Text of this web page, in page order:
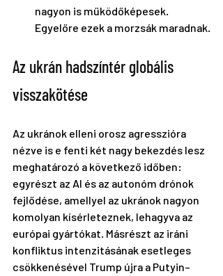
nagyon is működőképesek.
Egyelőre ezek a morzsák maradnak.
Az ukrán hadszíntér globális
visszakötése
Az ukránok elleni orosz agresszióra
nézve is e fenti két nagy bekezdés lesz
meghatározó a következő időben:
egyrészt az AI és az autonóm drónok
fejlődése, amellyel az ukránok nagyon
komolyan kísérleteznek, lehagyva az
európai gyártókat. Másrészt az iráni
konfliktus intenzitásának esetleges
csökkenésével Trump újra a Putyin–